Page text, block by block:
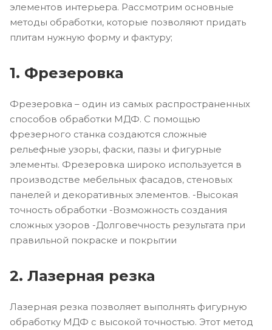
элементов интерьера. Рассмотрим основные
методы обработки, которые позволяют придать
плитам нужную форму и фактуру;
1. Фрезеровка
Фрезеровка – один из самых распространенных
способов обработки МДФ. С помощью
фрезерного станка создаются сложные
рельефные узоры, фаски, пазы и фигурные
элементы. Фрезеровка широко используется в
производстве мебельных фасадов, стеновых
панелей и декоративных элементов. -Высокая
точность обработки -Возможность создания
сложных узоров -Долговечность результата при
правильной покраске и покрытии
2. Лазерная резка
Лазерная резка позволяет выполнять фигурную
обработку МДФ с высокой точностью. Этот метод